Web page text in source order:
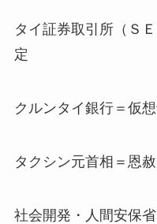
タイ証券取引所（Ｓ
定
クルンタイ銀行＝仮
タクシン元首相＝恩
社会開発・人間安保